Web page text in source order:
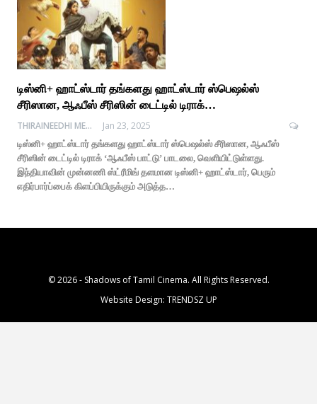
டிஸ்னி+ ஹாட்ஸ்டார் தங்களது ஹாட்ஸ்டார் ஸ்பெஷல்ஸ்
சீரிஸான, ஆஃபீஸ் சீரிஸின் டைட்டில் டிராக்…
THIRAINEEDHI MEDIA
Jan 23, 2025
டிஸ்னி+ ஹாட்ஸ்டார் தங்களது ஹாட்ஸ்டார் ஸ்பெஷல்ஸ் சீரிஸான, ஆஃபீஸ்
சீரிஸின் டைட்டில் டிராக் ‘ஆஃபீஸ் பாட்டு’ பாடலை, வெளியிட்டுள்ளது.
இந்தியாவின் முன்னணி ஸ்ட்ரீமிங் தளமான டிஸ்னி+ ஹாட்ஸ்டார், பெரும்
எதிர்பார்ப்பைக் கிளப்பியிருக்கும் அடுத்த…
© 2026 - Shadows of Tamil Cinema. All Rights Reserved.
Website Design: TRENDSZ UP